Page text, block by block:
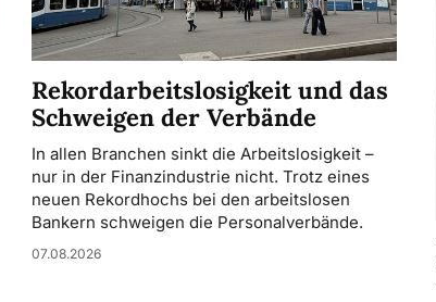
Rekordarbeitslosigkeit und das
Schweigen der Verbände
In allen Branchen sinkt die Arbeitslosigkeit –
nur in der Finanzindustrie nicht. Trotz eines
neuen Rekordhochs bei den arbeitslosen
Bankern schweigen die Personalverbände.
07.08.2026